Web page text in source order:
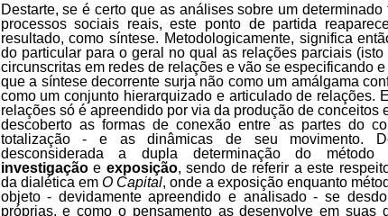
Destarte, se é certo que as análises sobre um
processos sociais reais, este ponto de partida
resultado, como síntese. Metodologicamente, significa
do particular para o geral no qual as relações parciais
circunscritas em redes de relações e vão se especificando
que a síntese decorrente surja não como um amálgama
como um conjunto hierarquizado e articulado de relações.
relações só é apreendido por via da produção de conceitos
descoberto as formas de conexão entre as partes do
totalização - e as dinâmicas de seu movimento.
desconsiderada a dupla determinação do método
investigaçãoe exposição, sendo de referir a este
da dialética em O Capital, onde a exposição enquanto
objeto - devidamente apreendido e analisado - se
próprias, e como o pensamento as desenvolve em suas